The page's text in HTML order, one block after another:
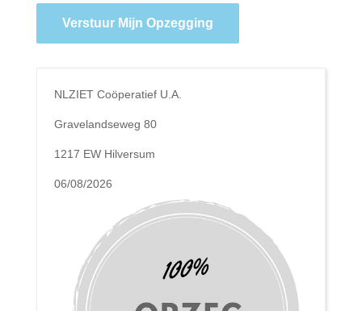
Verstuur Mijn Opzegging
NLZIET Coöperatief U.A.
Gravelandseweg 80
1217 EW Hilversum
06/08/2026